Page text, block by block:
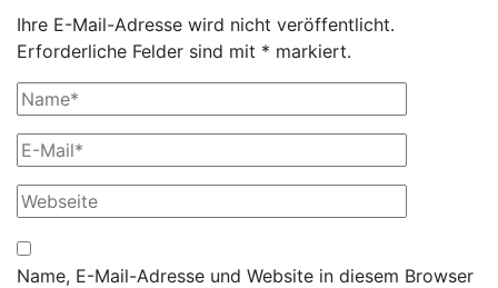
Ihre E-Mail-Adresse wird nicht veröffentlicht.
Erforderliche Felder sind mit * markiert.
Name, E-Mail-Adresse und Website in diesem Browser